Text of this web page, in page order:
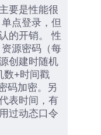
要是性能很
开销。 性
源密码（每
创建时随机
码加密。另
表时间，有
过动态口令